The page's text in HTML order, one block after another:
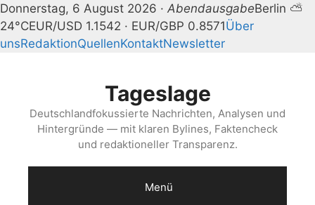
Donnerstag, 6 August 2026 · AbendausgabeBerlin ⛅
24°CEUR/USD 1.1542 · EUR/GBP 0.8571Über
unsRedaktionQuellenKontaktNewsletter
Tageslage
Deutschlandfokussierte Nachrichten, Analysen und
Hintergründe — mit klaren Bylines, Faktencheck
und redaktioneller Transparenz.
Menü